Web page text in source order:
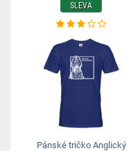
SLEVA
Pánské tričko Anglický